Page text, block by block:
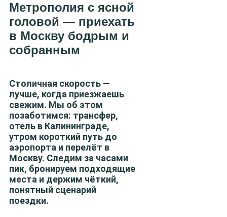
Метрополия с ясной
головой — приехать
в Москву бодрым и
собранным
Столичная скорость —
лучше, когда приезжаешь
свежим. Мы об этом
позаботимся: трансфер,
отель в Калининграде,
утром короткий путь до
аэропорта и перелёт в
Москву. Следим за часами
пик, бронируем подходящие
места и держим чёткий,
понятный сценарий
поездки.